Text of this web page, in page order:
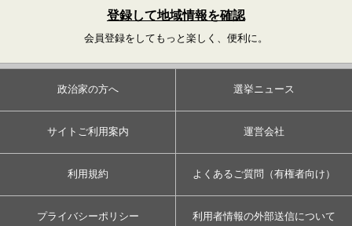
登録して地域情報を確認
会員登録をしてもっと楽しく、便利に。
政治家の方へ 選挙ニュース
サイトご利用案内 運営会社
利用規約 よくあるご質問（有権者向け）
プライバシーポリシー 利用者情報の外部送信について